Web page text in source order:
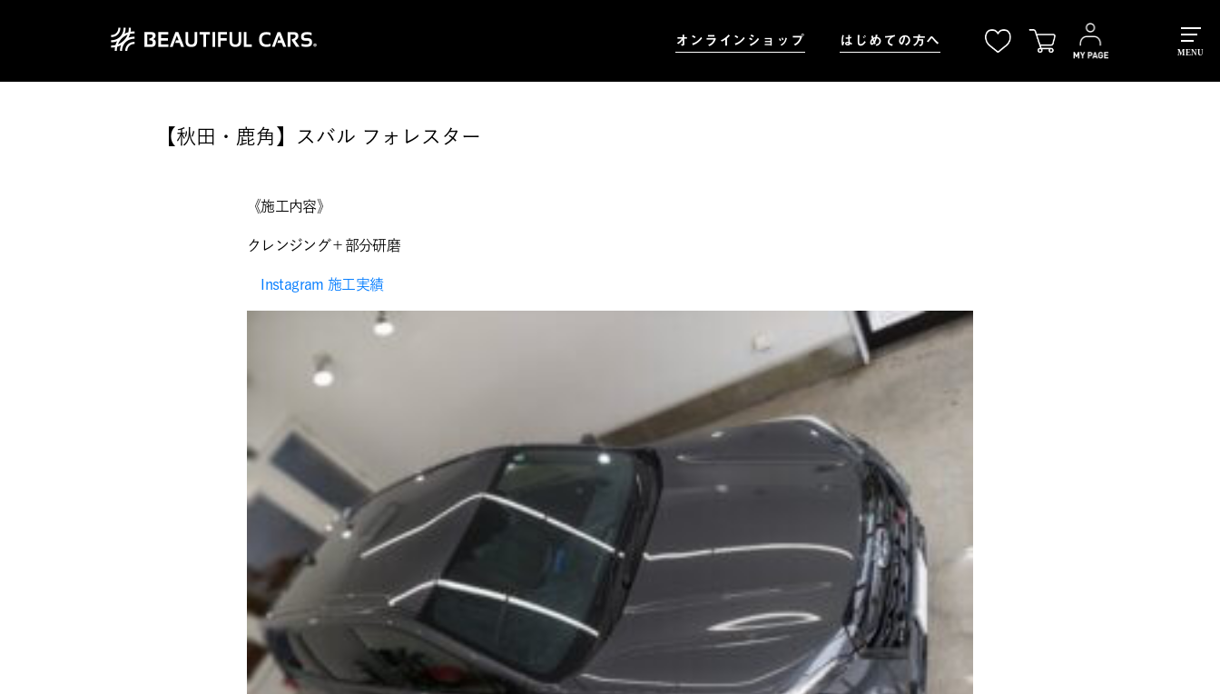
オンラインショップ はじめての方へ
MENU
【秋田・鹿角】スバル フォレスター
《施工内容》
クレンジング＋部分研磨
Instagram 施工実績